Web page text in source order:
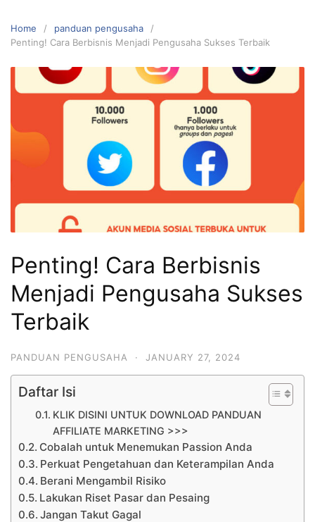
Home
panduan pengusaha
Penting! Cara Berbisnis Menjadi Pengusaha Sukses Terbaik
Penting! Cara Berbisnis
Menjadi Pengusaha Sukses
Terbaik
PANDUAN PENGUSAHA · JANUARY 27, 2024
Daftar Isi
KLIK DISINI UNTUK DOWNLOAD PANDUAN
AFFILIATE MARKETING >>>
Cobalah untuk Menemukan Passion Anda
Perkuat Pengetahuan dan Keterampilan Anda
Berani Mengambil Risiko
Lakukan Riset Pasar dan Pesaing
Jangan Takut Gagal